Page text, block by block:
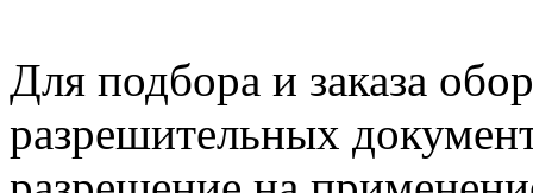
Для подбора и заказа
разрешительных